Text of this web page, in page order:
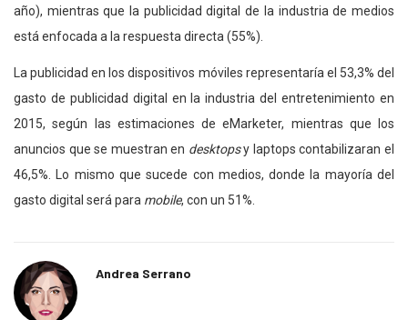
año), mientras que la publicidad digital de la industria de medios
está enfocada a la respuesta directa (55%).
La publicidad en los dispositivos móviles representaría el 53,3% del
gasto de publicidad digital en la industria del entretenimiento en
2015, según las estimaciones de eMarketer, mientras que los
anuncios que se muestran en desktopsy laptops contabilizaran el
46,5%. Lo mismo que sucede con medios, donde la mayoría del
gasto digital será para mobile, con un 51%.
Andrea Serrano